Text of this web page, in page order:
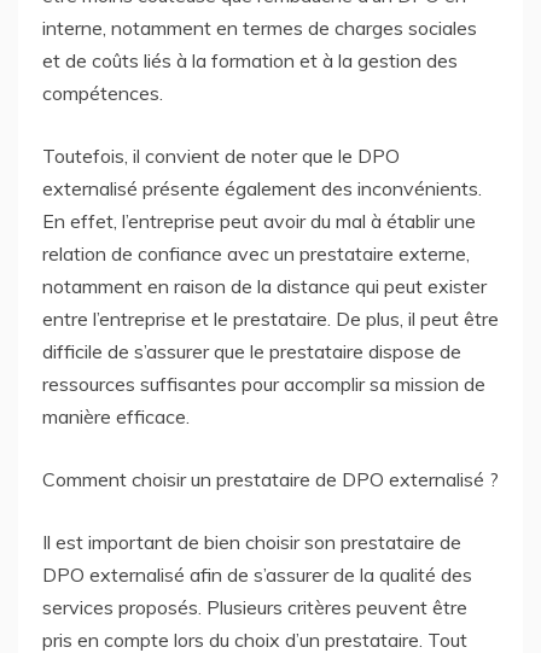
interne, notamment en termes de charges sociales
et de coûts liés à la formation et à la gestion des
compétences.
Toutefois, il convient de noter que le DPO
externalisé présente également des inconvénients.
En effet, l’entreprise peut avoir du mal à établir une
relation de confiance avec un prestataire externe,
notamment en raison de la distance qui peut exister
entre l’entreprise et le prestataire. De plus, il peut être
difficile de s’assurer que le prestataire dispose de
ressources suffisantes pour accomplir sa mission de
manière efficace.
Comment choisir un prestataire de DPO externalisé ?
Il est important de bien choisir son prestataire de
DPO externalisé afin de s’assurer de la qualité des
services proposés. Plusieurs critères peuvent être
pris en compte lors du choix d’un prestataire. Tout